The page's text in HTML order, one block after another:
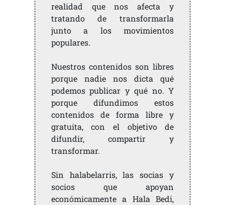
realidad que nos afecta y
tratando de transformarla
junto a los movimientos
populares.
Nuestros contenidos son libres
porque nadie nos dicta qué
podemos publicar y qué no. Y
porque difundimos estos
contenidos de forma libre y
gratuita, con el objetivo de
difundir, compartir y
transformar.
Sin halabelarris, las socias y
socios que apoyan
económicamente a Hala Bedi,